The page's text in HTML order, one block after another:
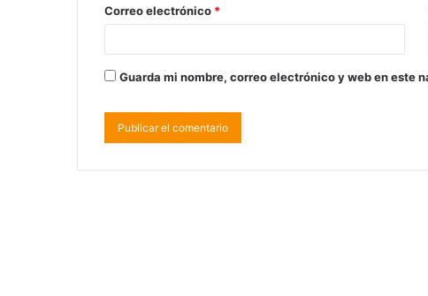
Correo electrónico *
Guarda mi nombre, correo electrónico y web en este